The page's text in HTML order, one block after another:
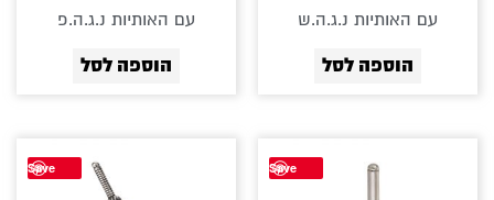
עם האותיות נ.ג.ה.ש
הוספה לסל
עם האותיות נ.ג.ה.פ
הוספה לסל
Save
Save